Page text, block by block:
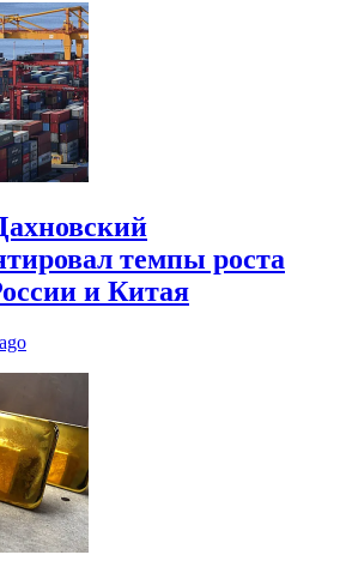
темпы роста
и Китая